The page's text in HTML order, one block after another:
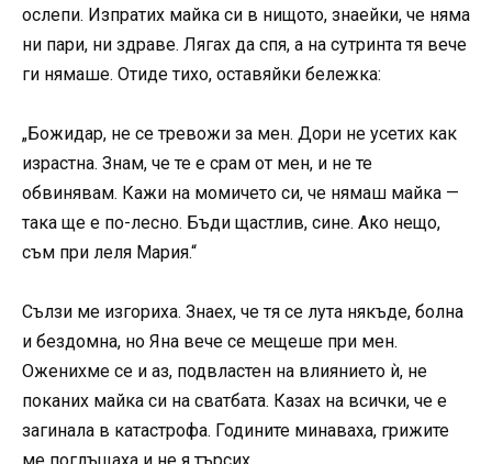
ослепи. Изпратих майка си в нищото, знаейки, че няма
ни пари, ни здраве. Лягах да спя, а на сутринта тя вече
ги нямаше. Отиде тихо, оставяйки бележка:
„Божидар, не се тревожи за мен. Дори не усетих как
израстна. Знам, че те е срам от мен, и не те
обвинявам. Кажи на момичето си, че нямаш майка —
така ще е по-лесно. Бъди щастлив, сине. Ако нещо,
съм при леля Мария.“
Сълзи ме изгориха. Знаех, че тя се лута някъде, болна
и бездомна, но Яна вече се мещеше при мен.
Оженихме се и аз, подвластен на влиянието ѝ, не
поканих майка си на сватбата. Казах на всички, че е
загинала в катастрофа. Годините минаваха, грижите